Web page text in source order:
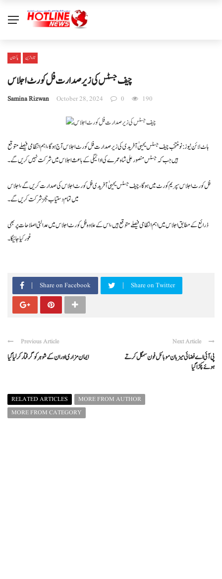
پاکستان تازہ ترین
چیف جسٹس کی زیرصدارت فل کورٹ اجلاس
Samina Rizwan October 28, 2024 0 190
ہاٹ لائن نیوز : نو منتخب چیف جسٹس یحییٰ آفریدی کی زیر صدارت فل کورٹ اجلاس آج ہوگا، اہم انتظامی فیصلے متوقع
ہیں جب کہ جسٹس منصور علی شاہ عمرے کی ادائیگی کے باعث اجلاس میں شرکت نہیں کریں گے۔
فل کورٹ اجلاس سپریم کورٹ میں ہوگا، چیف جسٹس یحییٰ آفریدی فل کورٹ اجلاس کی صدارت کریں گے، اجلاس
میں تمام دستیاب ججز شرکت کریں گے۔
ذرائع کے مطابق اجلاس میں اہم انتظامی فیصلے متوقع ہیں، اس کے علاوہ فل کورٹ اجلاس میں عدالتی اصلاحات پر بھی
غور کیا جائیگا۔
Share on Facebook Share on Twitter
Previous Article
ایمان مزاری اور ان کے شوہر کو گرفتار کر لیاگیا
Next Article
پی آئی اےفضائی میزبان موبائل فون سمگل کرتے
ہوئےپکڑاگیا
RELATED ARTICLES
MORE FROM AUTHOR
MORE FROM CATEGORY